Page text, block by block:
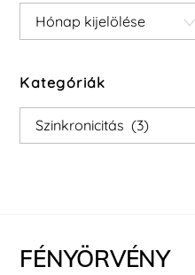
Archívum
Kategóriák
Kategóriák
FÉNYÖRVÉNY